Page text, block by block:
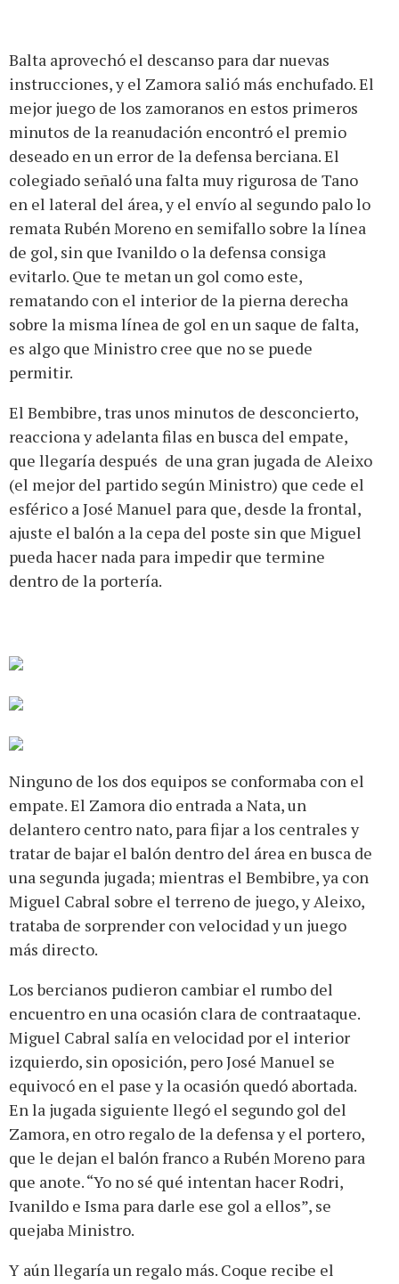
Balta aprovechó el descanso para dar nuevas
instrucciones, y el Zamora salió más enchufado. El
mejor juego de los zamoranos en estos primeros
minutos de la reanudación encontró el premio
deseado en un error de la defensa berciana. El
colegiado señaló una falta muy rigurosa de Tano
en el lateral del área, y el envío al segundo palo lo
remata Rubén Moreno en semifallo sobre la línea
de gol, sin que Ivanildo o la defensa consiga
evitarlo. Que te metan un gol como este,
rematando con el interior de la pierna derecha
sobre la misma línea de gol en un saque de falta,
es algo que Ministro cree que no se puede
permitir.
El Bembibre, tras unos minutos de desconcierto,
reacciona y adelanta filas en busca del empate,
que llegaría después de una gran jugada de Aleixo
(el mejor del partido según Ministro) que cede el
esférico a José Manuel para que, desde la frontal,
ajuste el balón a la cepa del poste sin que Miguel
pueda hacer nada para impedir que termine
dentro de la portería.
Ninguno de los dos equipos se conformaba con el
empate. El Zamora dio entrada a Nata, un
delantero centro nato, para fijar a los centrales y
tratar de bajar el balón dentro del área en busca de
una segunda jugada; mientras el Bembibre, ya con
Miguel Cabral sobre el terreno de juego, y Aleixo,
trataba de sorprender con velocidad y un juego
más directo.
Los bercianos pudieron cambiar el rumbo del
encuentro en una ocasión clara de contraataque.
Miguel Cabral salía en velocidad por el interior
izquierdo, sin oposición, pero José Manuel se
equivocó en el pase y la ocasión quedó abortada.
En la jugada siguiente llegó el segundo gol del
Zamora, en otro regalo de la defensa y el portero,
que le dejan el balón franco a Rubén Moreno para
que anote. “Yo no sé qué intentan hacer Rodri,
Ivanildo e Isma para darle ese gol a ellos”, se
quejaba Ministro.
Y aún llegaría un regalo más. Coque recibe el